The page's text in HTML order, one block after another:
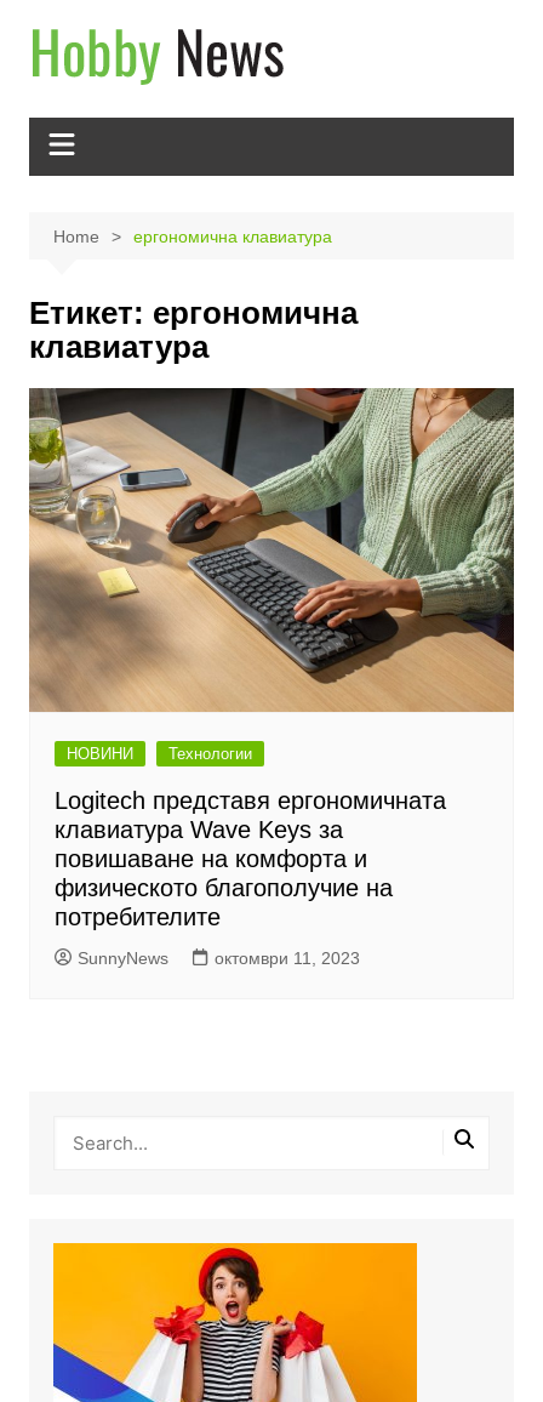
content
Home ергономична клавиатура
Етикет: ергономична
клавиатура
НОВИНИ Технологии
Logitech представя ергономичната
клавиатура Wave Keys за
повишаване на комфорта и
физическото благополучие на
потребителите
SunnyNews октомври 11, 2023